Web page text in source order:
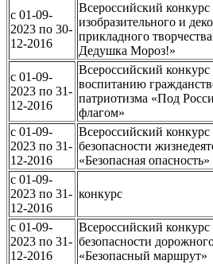
c 01-09-
2023 по 30-
12-2016
Всероссийский конкурс
изобразительного и
прикладного
Дедушка Мороз!»
c 01-09-
2023 по 31-
12-2016
Всероссийский конкурс
воспитанию
патриотизма «Под
флагом»
c 01-09-
2023 по 31-
12-2016
Всероссийский конкурс
безопасности
«Безопасная опасность»
c 01-09-
2023 по 31-
12-2016
конкурс
c 01-09-
2023 по 31-
12-2016
Всероссийский конкурс
безопасности
«Безопасный маршрут»